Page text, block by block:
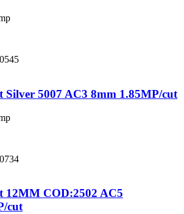
Silver 5007 AC3 8mm 1.85MP/cut
12MM COD:2502 AC5
cut